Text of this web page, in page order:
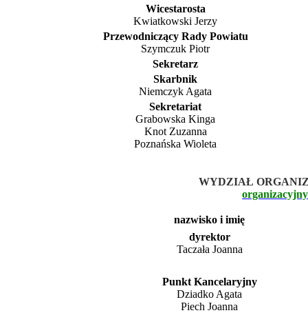
Wicestarosta
Kwiatkowski Jerzy
Przewodniczący Rady Powiatu
Szymczuk Piotr
Sekretarz
Skarbnik
Niemczyk Agata
Sekretariat
Grabowska Kinga
Knot Zuzanna
Poznańska Wioleta
WYDZIAŁ
nazwisko i imię
dyrektor
Taczała Joanna
Punkt Kancelaryjny
Dziadko Agata
Piech Joanna